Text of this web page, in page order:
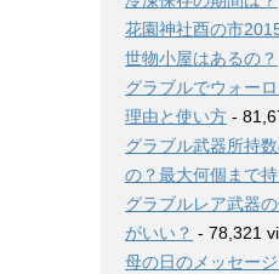
花園神社酉の市
世物小屋はあるの？
グラブルでウォー
理由と使い方 -
グラブル武器所持
の？最大何個まで持
グラブルレア武器
がいい？ - 78,321
母の日のメッセー